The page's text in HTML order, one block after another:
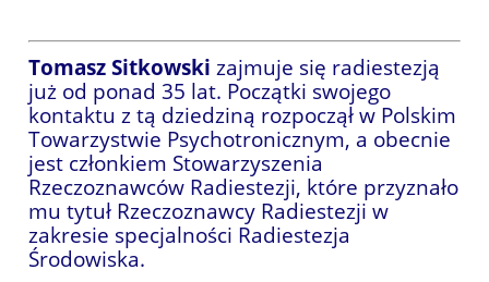
Tomasz Sitkowski zajmuje się radiestezją
już od ponad 35 lat. Początki swojego
kontaktu z tą dziedziną rozpoczął w Polskim
Towarzystwie Psychotronicznym, a obecnie
jest członkiem Stowarzyszenia
Rzeczoznawców Radiestezji, które przyznało
mu tytuł Rzeczoznawcy Radiestezji w
zakresie specjalności Radiestezja
Środowiska.